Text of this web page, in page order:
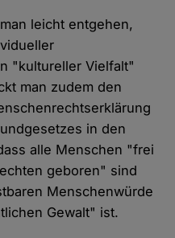
leicht entgehen,
"kultureller Vielfalt"
man zudem den
in den
alle Menschen "frei
geboren" sind
Menschenwürde
Gewalt" ist.